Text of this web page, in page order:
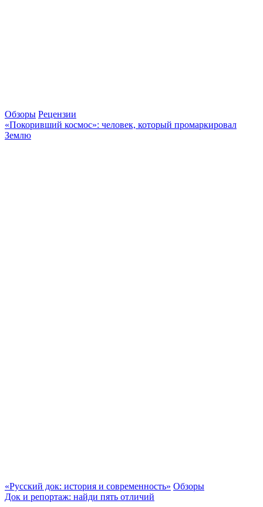
Обзоры Рецензии
«Покоривший космос»: человек, который промаркировал
Землю
«Русский док: история и современность» Обзоры
Док и репортаж: найди пять отличий